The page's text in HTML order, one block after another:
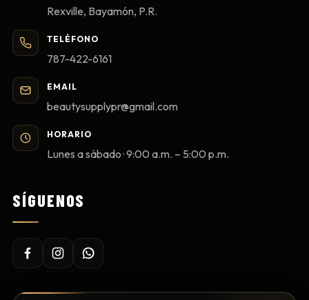
Rexville, Bayamón, P.R.
TELÉFONO
787-422-6161
EMAIL
beautysupplypr@gmail.com
HORARIO
Lunes a sábado · 9:00 a.m. – 5:00 p.m.
SÍGUENOS